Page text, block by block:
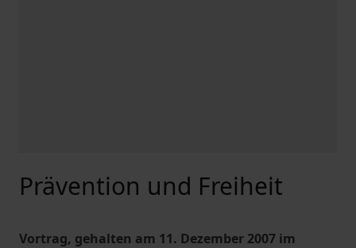
Prävention und Freiheit
Vortrag, gehalten am 11. Dezember 2007 im